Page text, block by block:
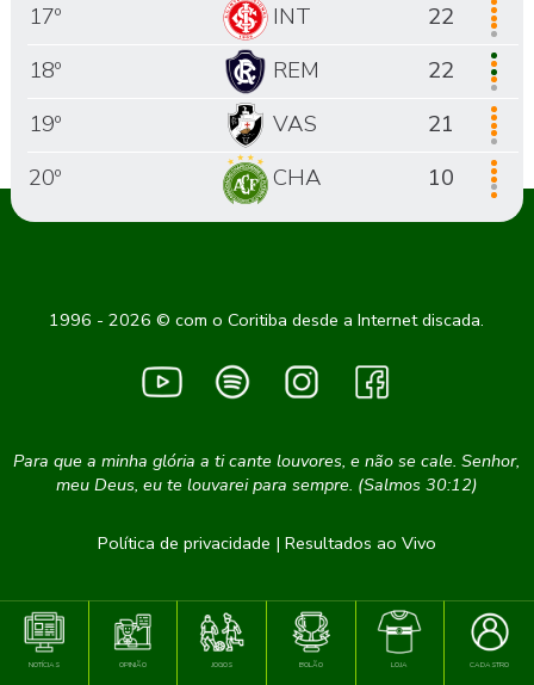
NOTÍCIAS OPINIÃO JOGOS BOLÃO LOJA CADASTRO
17º
INT
22
18º
REM
22
19º
VAS
21
20º
CHA 10
1996 - 2026 © com o Coritiba desde a Internet discada.
Para que a minha glória a ti cante louvores, e não se cale. Senhor,
meu Deus, eu te louvarei para sempre. (Salmos 30:12)
Política de privacidade | Resultados ao Vivo